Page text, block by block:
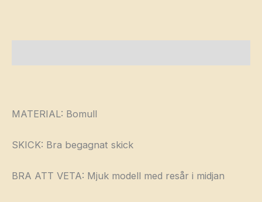
MATERIAL: Bomull
SKICK: Bra begagnat skick
BRA ATT VETA: Mjuk modell med resår i midjan